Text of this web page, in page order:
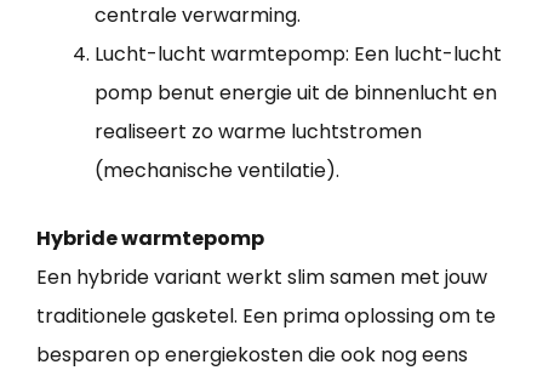
centrale verwarming.
Lucht-lucht warmtepomp: Een lucht-lucht
pomp benut energie uit de binnenlucht en
realiseert zo warme luchtstromen
(mechanische ventilatie).
Hybride warmtepomp
Een hybride variant werkt slim samen met jouw
traditionele gasketel. Een prima oplossing om te
besparen op energiekosten die ook nog eens